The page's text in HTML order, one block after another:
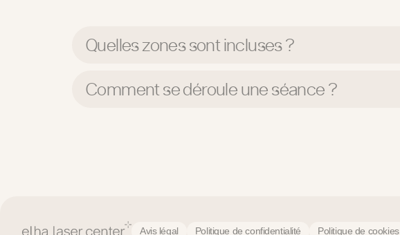
Quelles zones sont incluses ?
Comment se déroule une séance ?
Avis légal Politique de confidentialité Politique de cookies